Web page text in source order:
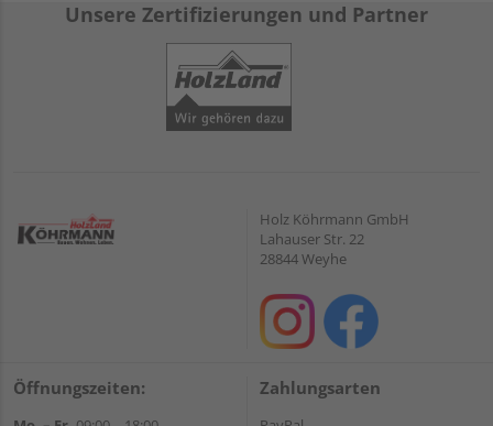
Unsere Zertifizierungen und Partner
Holz Köhrmann GmbH
Lahauser Str. 22
28844 Weyhe
Öffnungszeiten: Zahlungsarten